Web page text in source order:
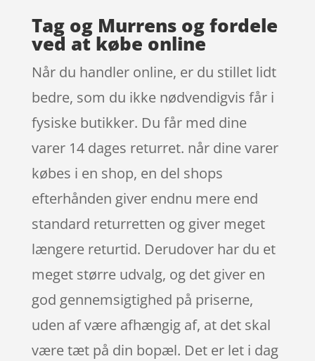
Tag og Murrens og fordele
ved at købe online
Når du handler online, er du stillet lidt
bedre, som du ikke nødvendigvis får i
fysiske butikker. Du får med dine
varer 14 dages returret. når dine varer
købes i en shop, en del shops
efterhånden giver endnu mere end
standard returretten og giver meget
længere returtid. Derudover har du et
meget større udvalg, og det giver en
god gennemsigtighed på priserne,
uden af være afhængig af, at det skal
være tæt på din bopæl. Det er let i dag